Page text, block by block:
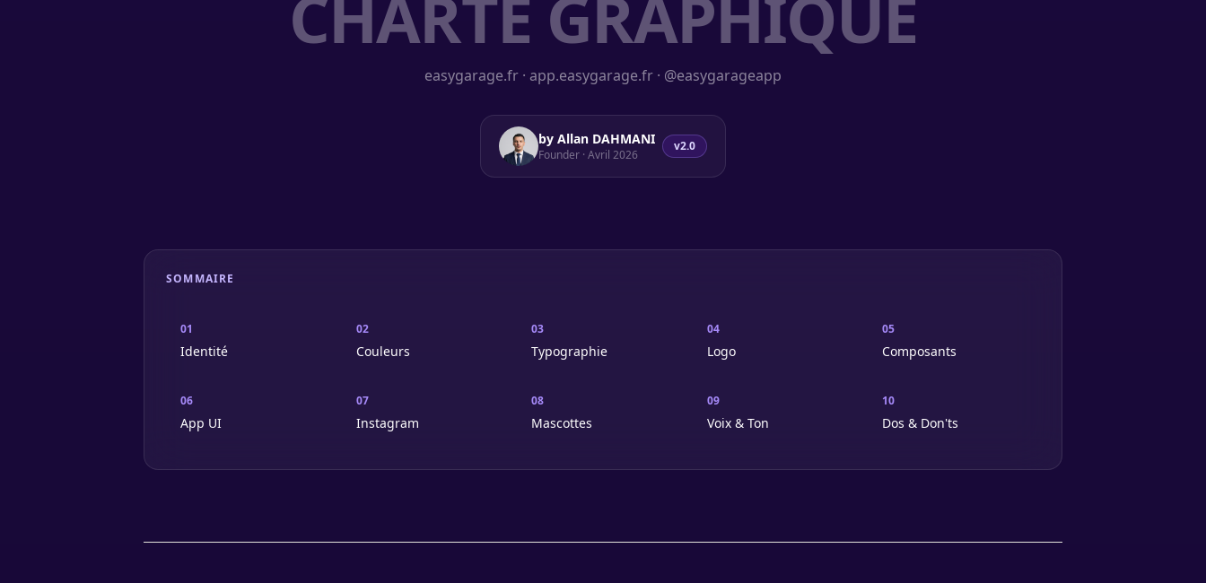
CHARTE GRAPHIQUE
easygarage.fr · app.easygarage.fr · @easygarageapp
by Allan DAHMANI
Founder · Avril 2026
v2.0
SOMMAIRE
01
Identité
02
Couleurs
03
Typographie
04
Logo
05
Composants
06
App UI
07
Instagram
08
Mascottes
09
Voix & Ton
10
Dos & Don'ts